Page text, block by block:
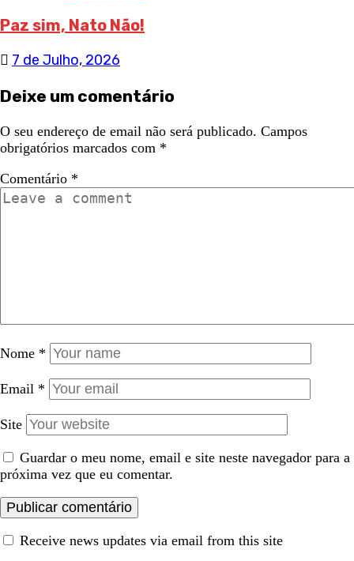
Paz sim, Nato Não!
7 de Julho, 2026
Deixe um comentário
O seu endereço de email não será publicado. Campos
obrigatórios marcados com *
Comentário *
Nome *
Email *
Site
Guardar o meu nome, email e site neste navegador para a
próxima vez que eu comentar.
Receive news updates via email from this site